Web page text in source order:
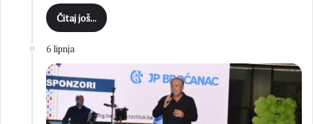
Čitaj još...
6 lipnja